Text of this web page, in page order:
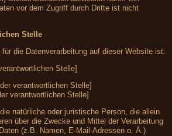
vor dem Zugriff durch Dritte ist nicht
Stelle
die Datenverarbeitung auf dieser Website ist:
Stelle]
verantwortlichen Stelle]
verantwortlichen Stelle]
natürliche oder juristische Person, die allein
über die Zwecke und Mittel der Verarbeitung
(z.B. Namen, E-Mail-Adressen o. Ä.)